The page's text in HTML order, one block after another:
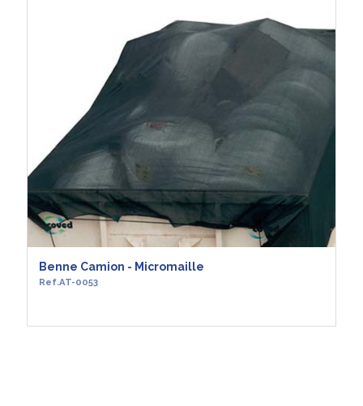
Benne Camion - Micromaille
Ref.AT-0053